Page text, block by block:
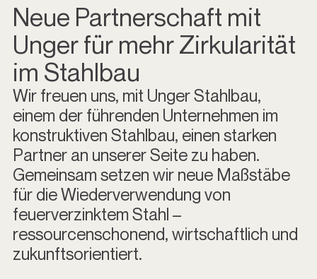
Neue Partnerschaft mit
Unger für mehr Zirkularität
im Stahlbau
Wir freuen uns, mit Unger Stahlbau,
einem der führenden Unternehmen im
konstruktiven Stahlbau, einen starken
Partner an unserer Seite zu haben.
Gemeinsam setzen wir neue Maßstäbe
für die Wiederverwendung von
feuerverzinktem Stahl –
ressourcenschonend, wirtschaftlich und
zukunftsorientiert.